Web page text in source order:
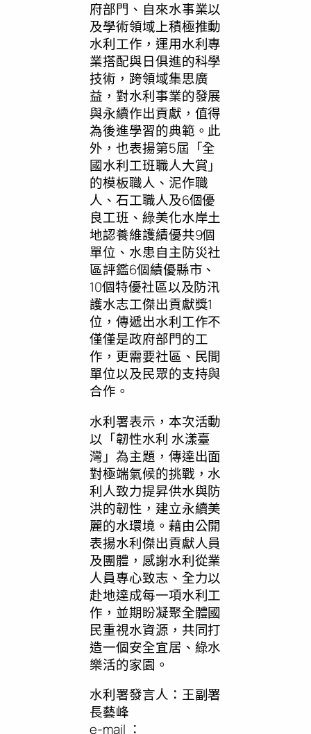
府部門、自來水事業以
及學術領域上積極推動
水利工作，運用水利專
業搭配與日俱進的科學
技術，跨領域集思廣
益，對水利事業的發展
與永續作出貢獻，值得
為後進學習的典範。此
外，也表揚第5屆「全
國水利工班職人大賞」
的模板職人、泥作職
人、石工職人及6個優
良工班、綠美化水岸土
地認養維護績優共9個
單位、水患自主防災社
區評鑑6個績優縣市、
10個特優社區以及防汛
護水志工傑出貢獻獎1
位，傳遞出水利工作不
僅僅是政府部門的工
作，更需要社區、民間
單位以及民眾的支持與
合作。
水利署表示，本次活動
以「韌性水利 水漾臺
灣」為主題，傳達出面
對極端氣候的挑戰，水
利人致力提昇供水與防
洪的韌性，建立永續美
麗的水環境。藉由公開
表揚水利傑出貢獻人員
及團體，感謝水利從業
人員專心致志、全力以
赴地達成每一項水利工
作，並期盼凝聚全體國
民重視水資源，共同打
造一個安全宜居、綠水
樂活的家園。
水利署發言人：王副署
長藝峰
e-mail ：